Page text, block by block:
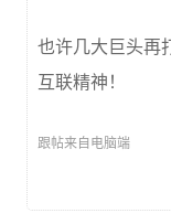
也许几大巨头再
互联精神！
跟帖来自电脑端